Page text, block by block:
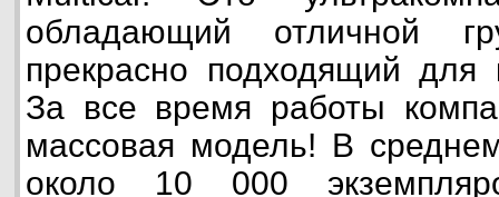
обладающий отличной
прекрасно подходящий для
За все время работы
массовая модель! В
около 10 000